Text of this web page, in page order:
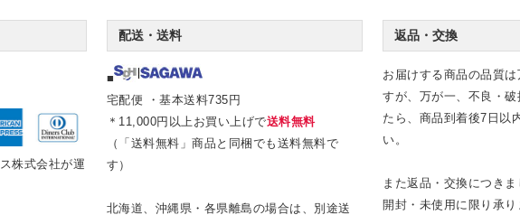
株式会社が運
配送・送料
■
宅配便 ・基本送料735円
＊11,000円以上お買い上げで送料無料
（「送料無料」商品と同梱でも送料無料で
す）
北海道、沖縄県・各県離島の場合は、別途送
返品・交換
お届けする商品の品質
すが、万が一、不良・
たら、商品到着後7日以
い。
また返品・交換につき
開封・未使用に限り承り